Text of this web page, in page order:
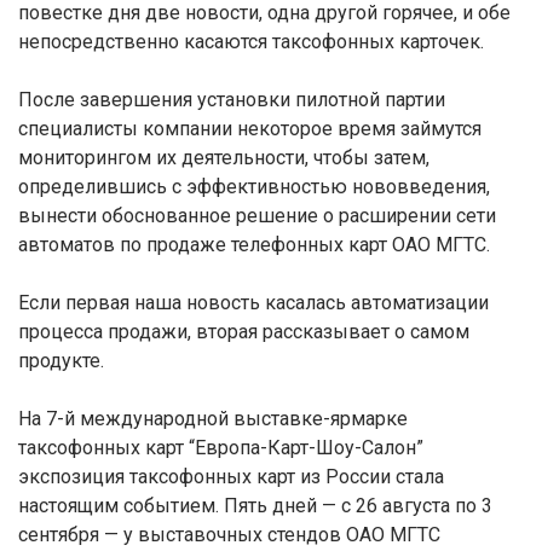
повестке дня две новости, одна другой горячее, и обе
непосредственно касаются таксофонных карточек.
После завершения установки пилотной партии
специалисты компании некоторое время займутся
мониторингом их деятельности, чтобы затем,
определившись с эффективностью нововведения,
вынести обоснованное решение о расширении сети
автоматов по продаже телефонных карт ОАО МГТС.
Если первая наша новость касалась автоматизации
процесса продажи, вторая рассказывает о самом
продукте.
На 7-й международной выставке-ярмарке
таксофонных карт “Европа-Карт-Шоу-Салон”
экспозиция таксофонных карт из России стала
настоящим событием. Пять дней — с 26 августа по 3
сентября — у выставочных стендов ОАО МГТС